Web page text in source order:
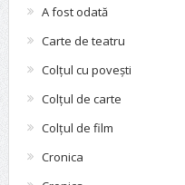
A fost odată
Carte de teatru
Colțul cu povești
Colțul de carte
Colțul de film
Cronica